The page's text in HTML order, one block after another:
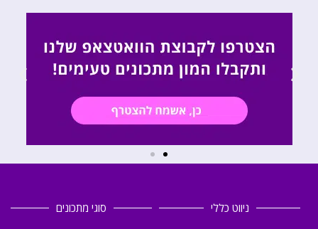
ניווט כללי סוגי מתכונים